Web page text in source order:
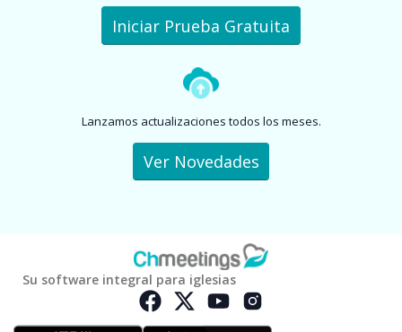
Iniciar Prueba Gratuita
Lanzamos actualizaciones todos los meses.
Ver Novedades
Su software integral para iglesias